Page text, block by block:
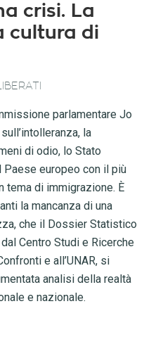
crisi. La
cultura di
parlamentare Jo
la
di odio, lo Stato
europeo con il più
di immigrazione. È
la mancanza di una
che il Dossier Statistico
Centro Studi e Ricerche
e all’UNAR, si
analisi della realtà
e nazionale.